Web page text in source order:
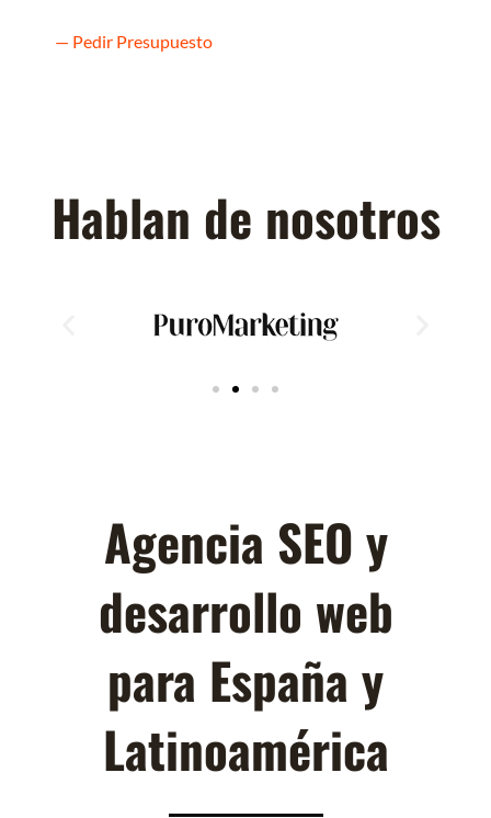
— Pedir Presupuesto
Hablan de nosotros
Agencia SEO y
desarrollo web
para España y
Latinoamérica